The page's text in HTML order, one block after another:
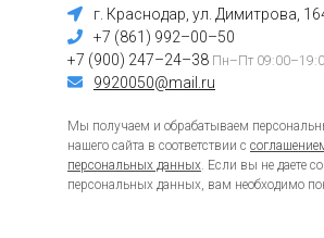
г. Краснодар, ул. Димитрова,
+7 (861) 992–00–50
+7 (900) 247–24–38 Пн–Пт
9920050@mail.ru
Мы получаем и обрабатываем
нашего сайта в соответствии с
персональных данных. Если вы не даете
персональных данных, вам необходимо